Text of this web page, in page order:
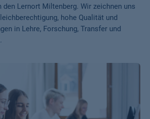
den Lernort Miltenberg. Wir zeichnen uns
hohe Qualität und
in Lehre, Forschung, Transfer und